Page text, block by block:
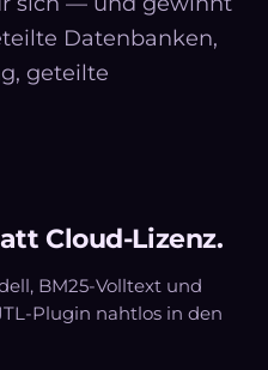
Datenbanken,
geteilte
Cloud-Lizenz.
BM25-Volltext und
Plugin nahtlos in den